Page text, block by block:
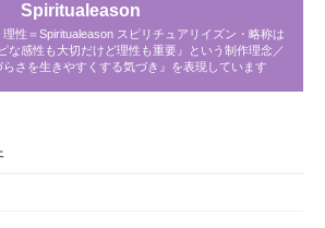
Spiritualeason
性＝Spiritualeason スピリチュアリイズン・略称は
な感性も大切だけど理性も重要』という制作理念／
さを生きやすくする気づき』を表現しています